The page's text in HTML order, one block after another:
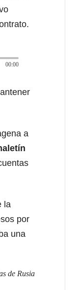
00:00
a
la
por
una
de Rusia